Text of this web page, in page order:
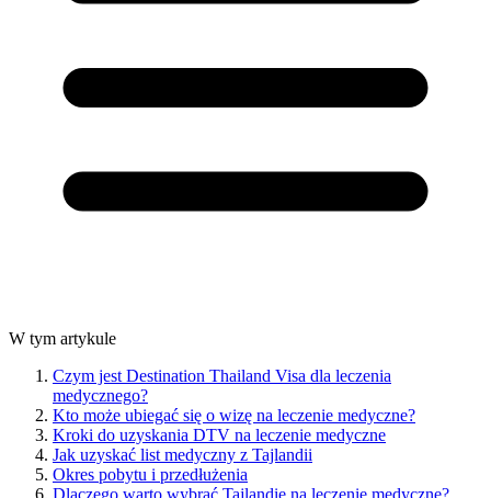
W tym artykule
Czym jest Destination Thailand Visa dla leczenia
medycznego?
Kto może ubiegać się o wizę na leczenie medyczne?
Kroki do uzyskania DTV na leczenie medyczne
Jak uzyskać list medyczny z Tajlandii
Okres pobytu i przedłużenia